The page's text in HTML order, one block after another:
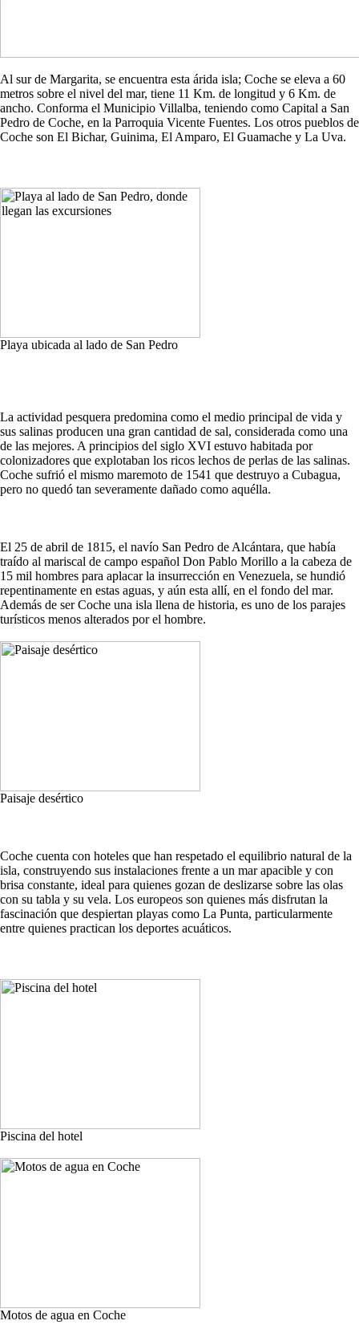
Al sur de Margarita, se encuentra esta árida isla; Coche se eleva a 60
metros sobre el nivel del mar, tiene 11 Km. de longitud y 6 Km. de
ancho. Conforma el Municipio Villalba, teniendo como Capital a San
Pedro de Coche, en la Parroquia Vicente Fuentes. Los otros pueblos de
Coche son El Bichar, Guinima, El Amparo, El Guamache y La Uva.
Playa ubicada al lado de San Pedro
La actividad pesquera predomina como el medio principal de vida y
sus salinas producen una gran cantidad de sal, considerada como una
de las mejores. A principios del siglo XVI estuvo habitada por
colonizadores que explotaban los ricos lechos de perlas de las salinas.
Coche sufrió el mismo maremoto de 1541 que destruyo a Cubagua,
pero no quedó tan severamente dañado como aquélla.
El 25 de abril de 1815, el navío San Pedro de Alcántara, que había
traído al mariscal de campo español Don Pablo Morillo a la cabeza de
15 mil hombres para aplacar la insurrección en Venezuela, se hundió
repentinamente en estas aguas, y aún esta allí, en el fondo del mar.
Además de ser Coche una isla llena de historia, es uno de los parajes
turísticos menos alterados por el hombre.
Paisaje desértico
Coche cuenta con hoteles que han respetado el equilibrio natural de la
isla, construyendo sus instalaciones frente a un mar apacible y con
brisa constante, ideal para quienes gozan de deslizarse sobre las olas
con su tabla y su vela. Los europeos son quienes más disfrutan la
fascinación que despiertan playas como La Punta, particularmente
entre quienes practican los deportes acuáticos.
Piscina del hotel
Motos de agua en Coche